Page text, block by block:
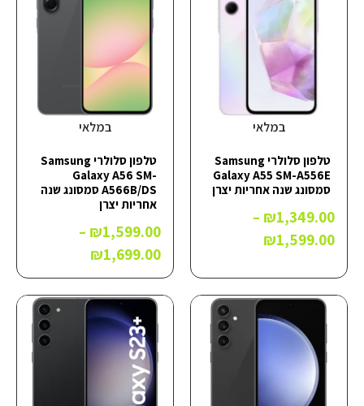
במלאי
טלפון סלולרי Samsung
Galaxy A55 SM-A556E
סמסונג שנה אחריות יצרן
₪1,349.00
–
₪1,599.00
במלאי
טלפון סלולרי Samsung
Galaxy A56 SM-
A566B/DS סמסונג שנה
אחריות יצרן
₪1,599.00
–
₪1,699.00